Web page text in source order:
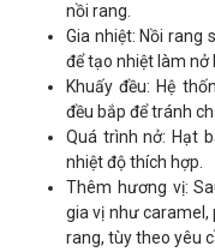
nồi rang.
Gia nhiệt: Nồi rang
để tạo nhiệt làm nở
Khuấy đều: Hệ
đều bắp để tránh
Quá trình nở: Hạt
nhiệt độ thích hợp.
Thêm hương vị:
gia vị như caramel,
rang, tùy theo yêu